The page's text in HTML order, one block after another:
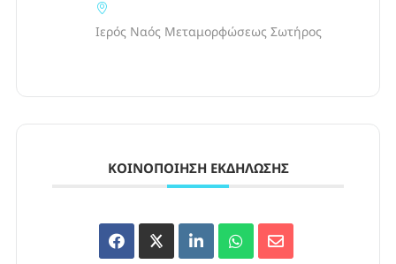
Ιερός Ναός Μεταμορφώσεως Σωτήρος
ΚΟΙΝΟΠΟΊΗΣΗ ΕΚΔΉΛΩΣΗΣ